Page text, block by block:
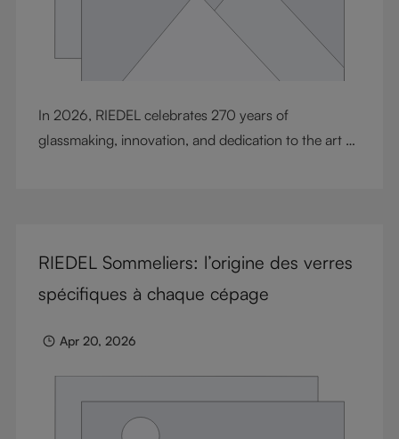
In 2026, RIEDEL celebrates 270 years of
glassmaking, innovation, and dedication to the art of
created with unique anniversary packaging, along
with the release of the RIEDEL Anniversary Book,
generations, ideas, and passion that continue to
RIEDEL Sommeliers: l’origine des verres
spécifiques à chaque cépage
Apr 20, 2026